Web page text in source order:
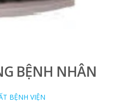
BỆNH NHÂN
BỆNH VIỆN